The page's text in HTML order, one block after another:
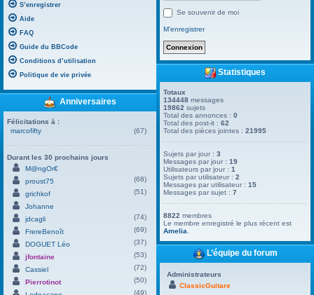
S’enregistrer
Aide
FAQ
Guide du BBCode
Conditions d’utilisation
Politique de vie privée
Anniversaires
Félicitations à :
marcofifty
(67)
Durant les 30 prochains jours
M@ngOr€
proust75
(68)
grichkof
(51)
Johanne
jdcagli
(74)
FrereBenoît
(69)
DOGUET Léo
(37)
jfontaine
(53)
Cassiel
(72)
Pierrotinot
(50)
(49)
Se souvenir de moi
M’enregistrer
Statistiques
Totaux
134448 messages
19862 sujets
Total des annonces :0
Total des post-it :62
Total des pièces jointes :21995
Sujets par jour :3
Messages par jour :19
Utilisateurs par jour :1
Sujets par utilisateur :2
Messages par utilisateur :15
Messages par sujet :7
8822 membres
Le membre enregistré le plus récent est
Amelia
L’équipe du forum
Administrateurs
ClassicGuitare